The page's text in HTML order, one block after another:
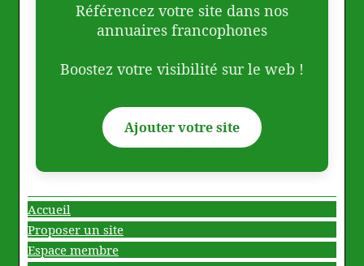
Référencez votre site dans nos
annuaires francophones
Boostez votre visibilité sur le web !
Ajouter votre site
Accueil
Proposer un site
Espace membre